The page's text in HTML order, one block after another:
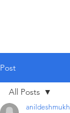
Post
All Posts
anildeshmukh